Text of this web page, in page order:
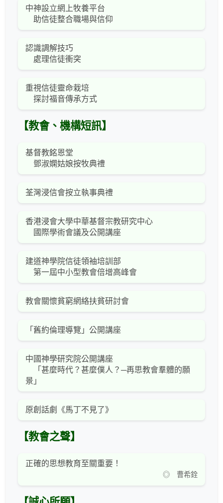
中神設立網上牧養平台
助信徒整合職場與信仰
認識調解技巧
處理信徒衝突
重視信徒靈命栽培
探討福音傳承方式
【教會、機構短訊】
基督教銘恩堂
鄧淑嫻姑娘按牧典禮
荃灣浸信會按立執事典禮
香港浸會大學中華基督宗教研究中心
國際學術會議及公開講座
建道神學院信徒領袖培訓部
第一屆中小型教會倍增高峰會
教會關懷貧窮網絡扶貧研討會
「舊約倫理導覽」公開講座
中國神學研究院公開講座
「甚麼時代？甚麼僕人？─再思教會羣體的願
景」
原創話劇《馬丁不見了》
【教會之聲】
正確的思想教育至關重要！
◎ 曹希銓